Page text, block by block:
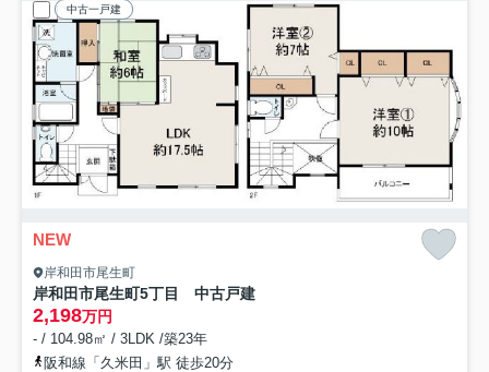
中古一戸建
NEW
岸和田市尾生町
岸和田市尾生町5丁目 中古戸建
2,198万円
- / 104.98㎡ / 3LDK /築23年
阪和線「久米田」駅 徒歩20分